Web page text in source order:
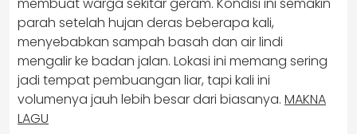
parah setelah hujan deras beberapa kali,
menyebabkan sampah basah dan air lindi
mengalir ke badan jalan. Lokasi ini memang sering
jadi tempat pembuangan liar, tapi kali ini
volumenya jauh lebih besar dari biasanya. MAKNA
LAGU